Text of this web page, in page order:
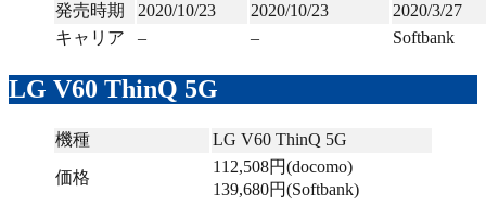
発売時期 2020/10/23 2020/10/23
2020/3/27
キャリア
– – Softbank
LG V60 ThinQ 5G
機種 LG V60 ThinQ 5G
価格
112,508円(docomo)
139,680円(Softbank)